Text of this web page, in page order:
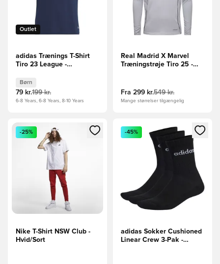
Outlet
adidas Trænings T-Shirt
Tiro 23 League -
Børn
79 kr.199 kr.
6-8 Years, 6-8 Years, 8-10 Years
Real Madrid X Marvel
Træningstrøje Tiro 25 -
Fra 299 kr.549 kr.
Mange størrelser tilgængelig
Åbner en Modal til at logge ind eller tilmelde dig som
-25%
Nike T-Shirt NSW Club -
Hvid/Sort
Åbner en Modal til at logge
-45%
adidas Sokker Cushioned
Linear Crew 3-Pak -